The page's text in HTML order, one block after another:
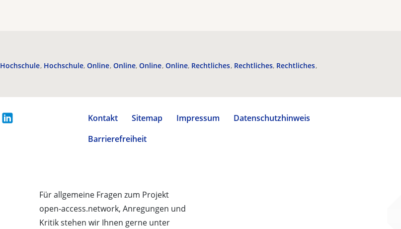
Hochschule Hochschule Online Online Online Online Rechtliches Rechtliches Rechtliches
Kontakt Sitemap Impressum
Datenschutzhinweis
Barrierefreiheit
Für allgemeine Fragen zum Projekt
open-access.network, Anregungen und
Kritik stehen wir Ihnen gerne unter